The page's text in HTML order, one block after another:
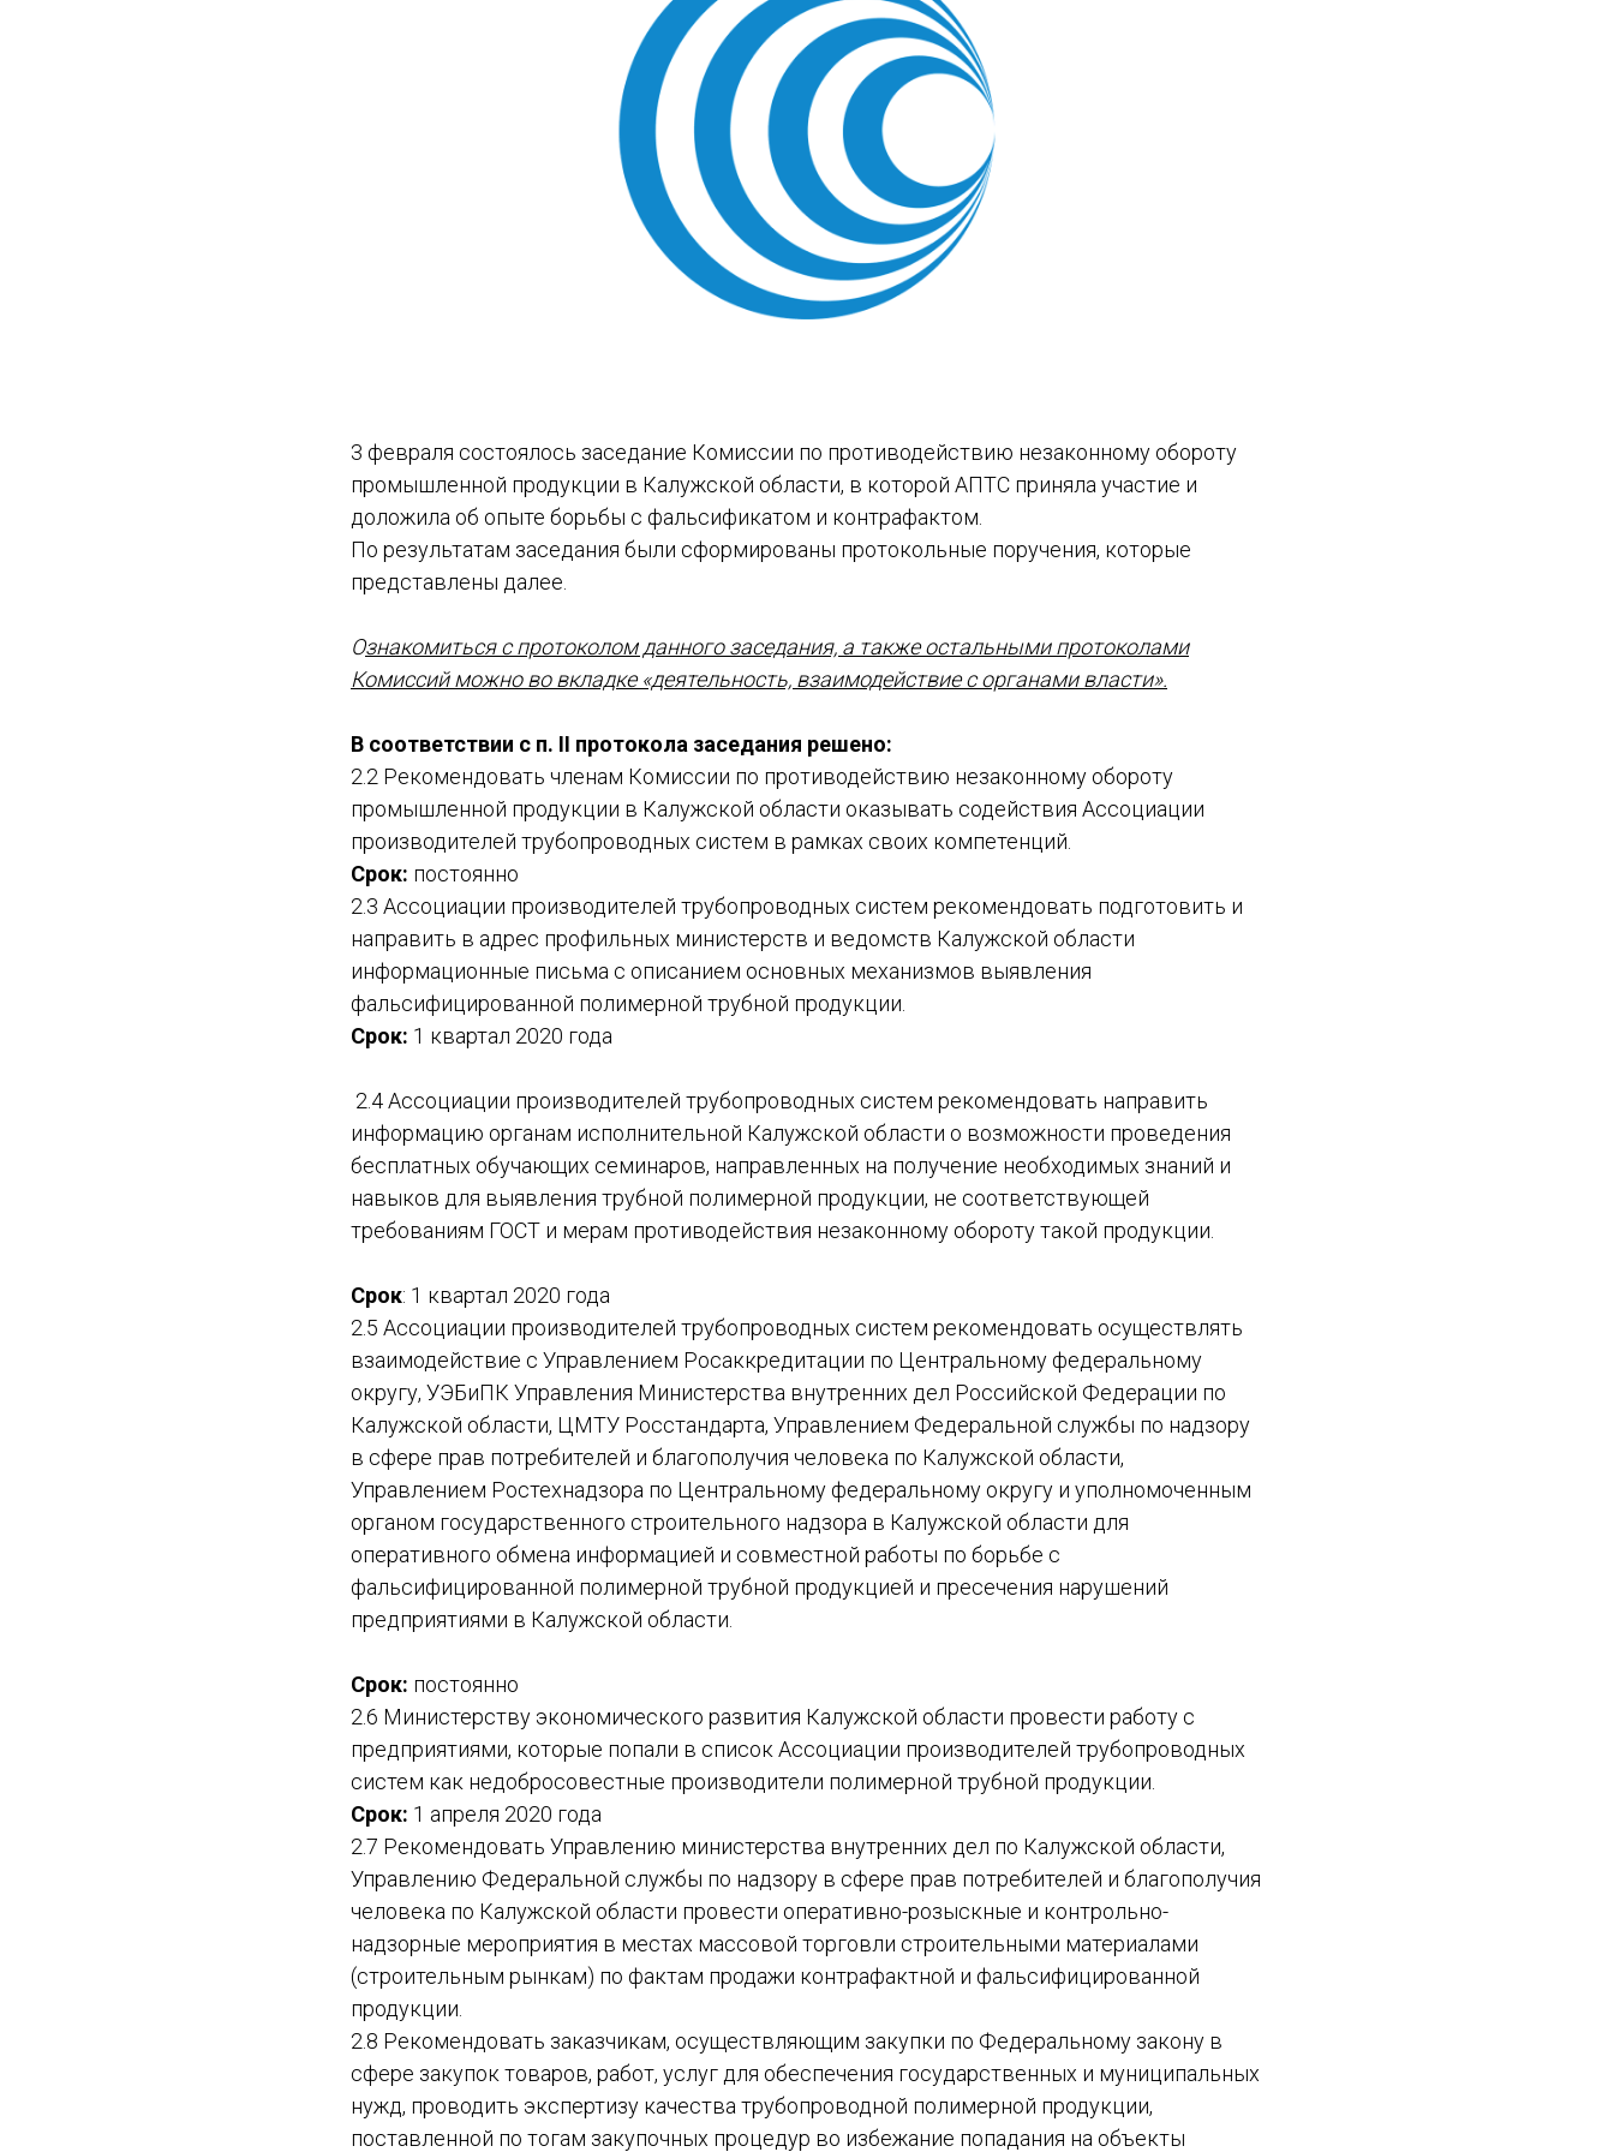
3 февраля состоялось заседание Комиссии по противодействию незаконному обороту
промышленной продукции в Калужской области, в которой АПТС приняла участие и
доложила об опыте борьбы с фальсификатом и контрафактом.
По результатам заседания были сформированы протокольные поручения, которые
представлены далее.
Ознакомиться с протоколом данного заседания, а также остальными протоколами
Комиссий можно во вкладке «деятельность, взаимодействие с органами власти».
В соответствии с п. II протокола заседания решено:
2.2 Рекомендовать членам Комиссии по противодействию незаконному обороту
промышленной продукции в Калужской области оказывать содействия Ассоциации
производителей трубопроводных систем в рамках своих компетенций.
Срок: постоянно
2.3 Ассоциации производителей трубопроводных систем рекомендовать подготовить и
направить в адрес профильных министерств и ведомств Калужской области
информационные письма с описанием основных механизмов выявления
фальсифицированной полимерной трубной продукции.
Срок: 1 квартал 2020 года
2.4 Ассоциации производителей трубопроводных систем рекомендовать направить
информацию органам исполнительной Калужской области о возможности проведения
бесплатных обучающих семинаров, направленных на получение необходимых знаний и
навыков для выявления трубной полимерной продукции, не соответствующей
требованиям ГОСТ и мерам противодействия незаконному обороту такой продукции.
Срок: 1 квартал 2020 года
2.5 Ассоциации производителей трубопроводных систем рекомендовать осуществлять
взаимодействие с Управлением Росаккредитации по Центральному федеральному
округу, УЭБиПК Управления Министерства внутренних дел Российской Федерации по
Калужской области, ЦМТУ Росстандарта, Управлением Федеральной службы по надзору
в сфере прав потребителей и благополучия человека по Калужской области,
Управлением Ростехнадзора по Центральному федеральному округу и уполномоченным
органом государственного строительного надзора в Калужской области для
оперативного обмена информацией и совместной работы по борьбе с
фальсифицированной полимерной трубной продукцией и пресечения нарушений
предприятиями в Калужской области.
Срок: постоянно
2.6 Министерству экономического развития Калужской области провести работу с
предприятиями, которые попали в список Ассоциации производителей трубопроводных
систем как недобросовестные производители полимерной трубной продукции.
Срок: 1 апреля 2020 года
2.7 Рекомендовать Управлению министерства внутренних дел по Калужской области,
Управлению Федеральной службы по надзору в сфере прав потребителей и благополучия
человека по Калужской области провести оперативно-розыскные и контрольно-
надзорные мероприятия в местах массовой торговли строительными материалами
(строительным рынкам) по фактам продажи контрафактной и фальсифицированной
продукции.
2.8 Рекомендовать заказчикам, осуществляющим закупки по Федеральному закону в
сфере закупок товаров, работ, услуг для обеспечения государственных и муниципальных
нужд, проводить экспертизу качества трубопроводной полимерной продукции,
поставленной по тогам закупочных процедур во избежание попадания на объекты